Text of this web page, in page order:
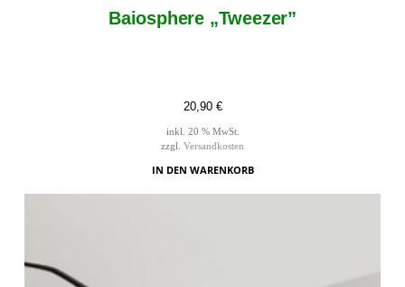
Baiosphere „Tweezer”
20,90 €
inkl. 20 % MwSt.
zzgl. Versandkosten
IN DEN WARENKORB